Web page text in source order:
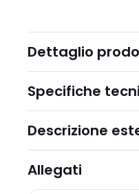
Dettaglio
Specifiche
Descrizione
Allegati